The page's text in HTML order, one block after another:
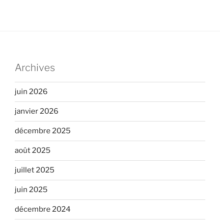
Archives
juin 2026
janvier 2026
décembre 2025
août 2025
juillet 2025
juin 2025
décembre 2024